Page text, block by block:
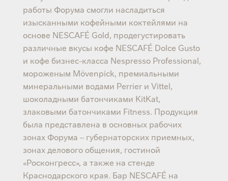
работы Форума смогли насладиться
изысканными кофейными коктейлями на
основе NESCAFÉ Gold, продегустировать
различные вкусы кофе NESCAFÉ Dolce Gusto
и кофе бизнес-класса Nespresso Professional,
мороженым Mövenpick, премиальными
минеральными водами Perrier и Vittel,
шоколадными батончиками KitKat,
злаковыми батончиками Fitness. Продукция
была представлена в основных рабочих
зонах Форума – губернаторских приемных,
зонах делового общения, гостиной
«Росконгресс», а также на стенде
Краснодарского края. Бар NESCAFÉ на